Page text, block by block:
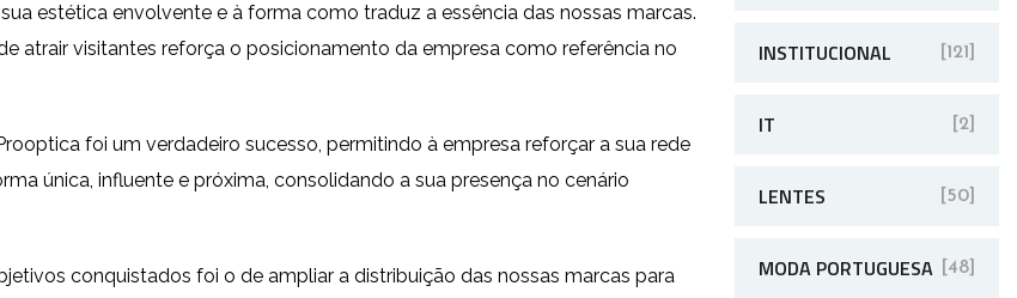
estética envolvente e à forma como traduz a essência das nossas marcas.
atrair visitantes reforça o posicionamento da empresa como referência no
foi um verdadeiro sucesso, permitindo à empresa reforçar a sua rede
única, influente e próxima, consolidando a sua presença no cenário
conquistados foi o de ampliar a distribuição das nossas marcas para
INSTITUCIONAL [121]
IT [2]
LENTES [50]
MODA PORTUGUESA [48]